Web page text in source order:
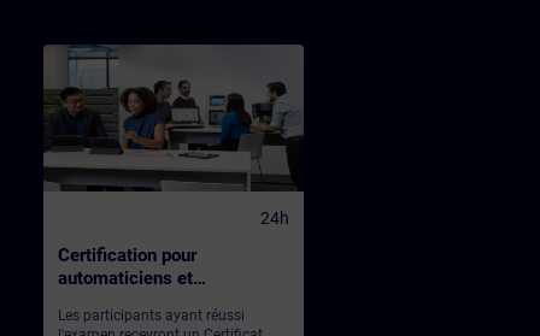
SITRAINTest de
Maintenance avancée TIA-PORTAL
24h
Certification pour
automaticiens et
PORTAL
Les participants ayant réussi